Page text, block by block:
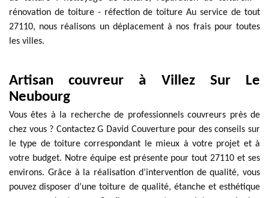
rénovation de toiture - réfection de toiture Au service de tout
27110, nous réalisons un déplacement à nos frais pour toutes
les villes.
Artisan couvreur à Villez Sur Le
Neubourg
Vous êtes à la recherche de professionnels couvreurs près de
chez vous ? Contactez G David Couverture pour des conseils sur
le type de toiture correspondant le mieux à votre projet et à
votre budget. Notre équipe est présente pour tout 27110 et ses
environs. Grâce à la réalisation d’intervention de qualité, vous
pouvez disposer d’une toiture de qualité, étanche et esthétique